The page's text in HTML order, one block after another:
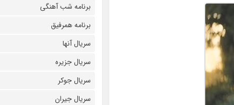
برنامه شب آهنگی
برنامه همرفیق
سریال آنها
سریال جزیره
سریال جوکر
سریال جیران